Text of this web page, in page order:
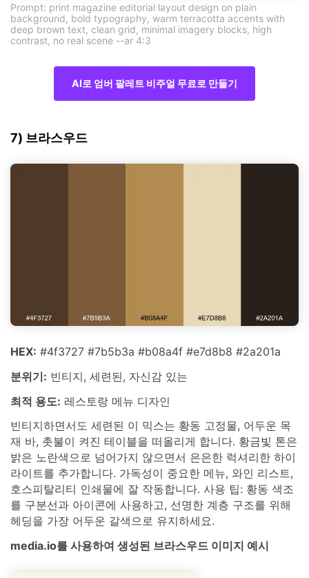
Prompt: print magazine editorial layout design on plain
background, bold typography, warm terracotta accents with
deep brown text, clean grid, minimal imagery blocks, high
contrast, no real scene --ar 4:3
AI로 엄버 팔레트 비주얼 무료로 만들기
7) 브라스우드
HEX: #4f3727 #7b5b3a #b08a4f #e7d8b8 #2a201a
분위기: 빈티지, 세련된, 자신감 있는
최적 용도: 레스토랑 메뉴 디자인
빈티지하면서도 세련된 이 믹스는 황동 고정물, 어두운 목
재 바, 촛불이 켜진 테이블을 떠올리게 합니다. 황금빛 톤은
밝은 노란색으로 넘어가지 않으면서 은은한 럭셔리한 하이
라이트를 추가합니다. 가독성이 중요한 메뉴, 와인 리스트,
호스피탈리티 인쇄물에 잘 작동합니다. 사용 팁: 황동 색조
를 구분선과 아이콘에 사용하고, 선명한 계층 구조를 위해
헤딩을 가장 어두운 갈색으로 유지하세요.
media.io를 사용하여 생성된 브라스우드 이미지 예시